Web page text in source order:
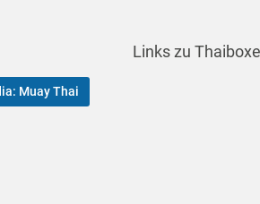
Links zu
Muay Thai